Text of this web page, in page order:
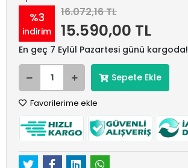
%3
indirim
16.072,16 TL
15.590,00 TL
En geç 7 Eylül Pazartesi günü kargoda!
Sepete Ekle
Favorilerime ekle